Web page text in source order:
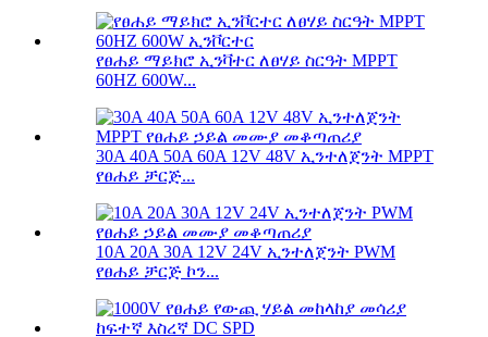
የፀሐይ ማይክሮ ኢንቫተር ለፀሃይ ስርዓት MPPT
60HZ 600W...
30A 40A 50A 60A 12V 48V ኢንተለጀንት MPPT
የፀሐይ ቻርጅ...
10A 20A 30A 12V 24V ኢንተለጀንት PWM
የፀሐይ ቻርጅ ኮን...